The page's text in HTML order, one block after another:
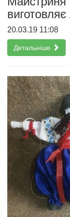
20.03.19 11:08
Детальніше